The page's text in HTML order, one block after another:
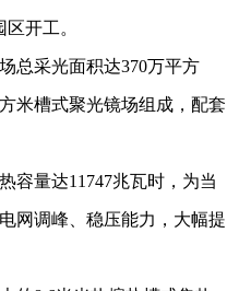
开工。
总采光面积达370万平方
米槽式聚光镜场组成，配套
量达11747兆瓦时，为当
网调峰、稳压能力，大幅提